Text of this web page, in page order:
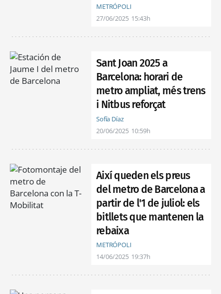
METRÓPOLI
27/06/2025 15:43h
Sant Joan 2025 a
Barcelona: horari de
metro ampliat, més trens
i Nitbus reforçat
Sofía Díaz
20/06/2025 10:59h
Així queden els preus
del metro de Barcelona a
partir de l'1 de juliol: els
bitllets que mantenen la
rebaixa
METRÓPOLI
14/06/2025 19:37h